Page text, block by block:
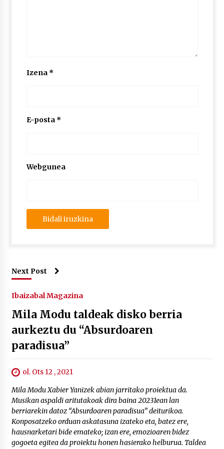
Izena *
E-posta *
Webgunea
Next Post
Ibaizabal Magazina
Mila Modu taldeak disko berria
aurkeztu du “Absurdoaren
paradisua”
ol. Ots 12 , 2021
Mila Modu Xabier Yanizek abian jarritako proiektua da.
Musikan aspaldi aritutakoak dira baina 20231ean lan
berriarekin datoz “Absurdoaren paradisua” deiturikoa.
Konposatzeko orduan askatasuna izateko eta, batez ere,
hausnarketari bide emateko; izan ere, emozioaren bidez
gogoeta egitea da proiektu honen hasierako helburua. Taldea